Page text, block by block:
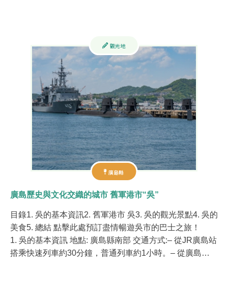
廣島縣
觀光地
廣島歷史與文化交織的城市 舊軍港市“吳”
目錄1. 吳的基本資訊2. 舊軍港市 吳3. 吳的觀光景點4. 吳的
美食5. 總結 點擊此處預訂盡情暢遊吳市的巴士之旅！
1. 吳的基本資訊 地點: 廣島縣南部 交通方式:– 從JR廣島站
搭乘快速列車約30分鐘，普通列車約1小時。– 從廣島…